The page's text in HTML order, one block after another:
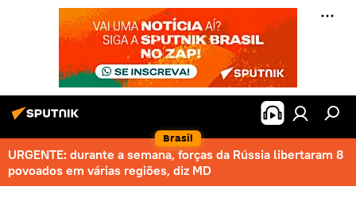
Brasil
URGENTE: durante a semana, forças da Rússia libertaram 8
povoados em várias regiões, diz MD